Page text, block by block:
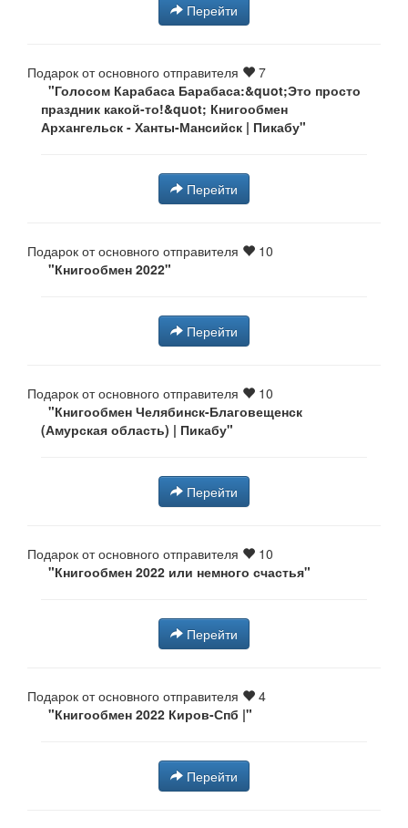
Перейти
Подарок от основного отправителя
7
"Голосом Карабаса Барабаса:&quot;Это просто
праздник какой-то!&quot; Книгообмен
Архангельск - Ханты-Мансийск | Пикабу"
Перейти
Подарок от основного отправителя
10
"Книгообмен 2022"
Перейти
Подарок от основного отправителя
10
"Книгообмен Челябинск-Благовещенск
(Амурская область) | Пикабу"
Перейти
Подарок от основного отправителя
10
"Книгообмен 2022 или немного счастья"
Перейти
Подарок от основного отправителя
4
"Книгообмен 2022 Киров-Спб |"
Перейти